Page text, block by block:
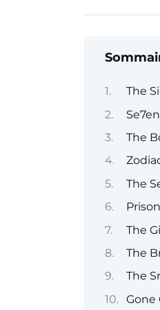
The
The
The
The
The
The
Gone